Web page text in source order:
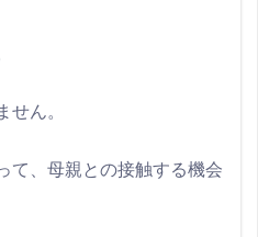
せん。
て、母親との接触する機会